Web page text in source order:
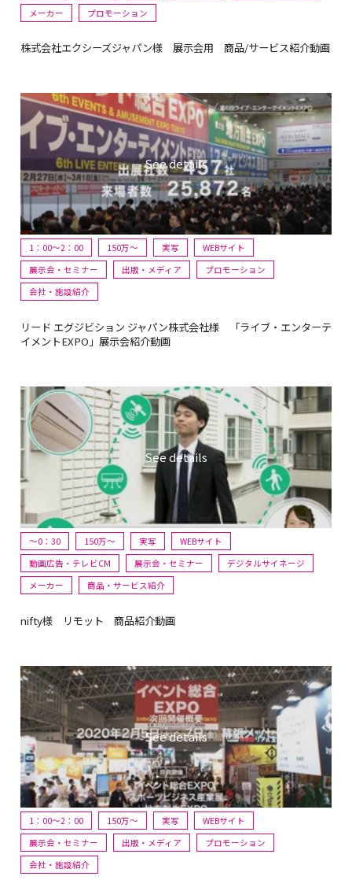
メーカー
プロモーション
株式会社エクシーズジャパン様 展示会用 商品/サービス紹介動画
1：00～2：00 150万〜 実写
WEBサイト
展示会・セミナー
出版・メディア
プロモーション
会社・施設紹介
リード エグジビション ジャパン株式会社様 「ライブ・エンターテ
イメントEXPO」展示会紹介動画
～0：30 150万〜 実写
WEBサイト
動画広告・テレビCM
展示会・セミナー
デジタルサイネージ
メーカー
商品・サービス紹介
nifty様 リモット 商品紹介動画
1：00～2：00 150万〜 実写
WEBサイト
展示会・セミナー
出版・メディア
プロモーション
会社・施設紹介